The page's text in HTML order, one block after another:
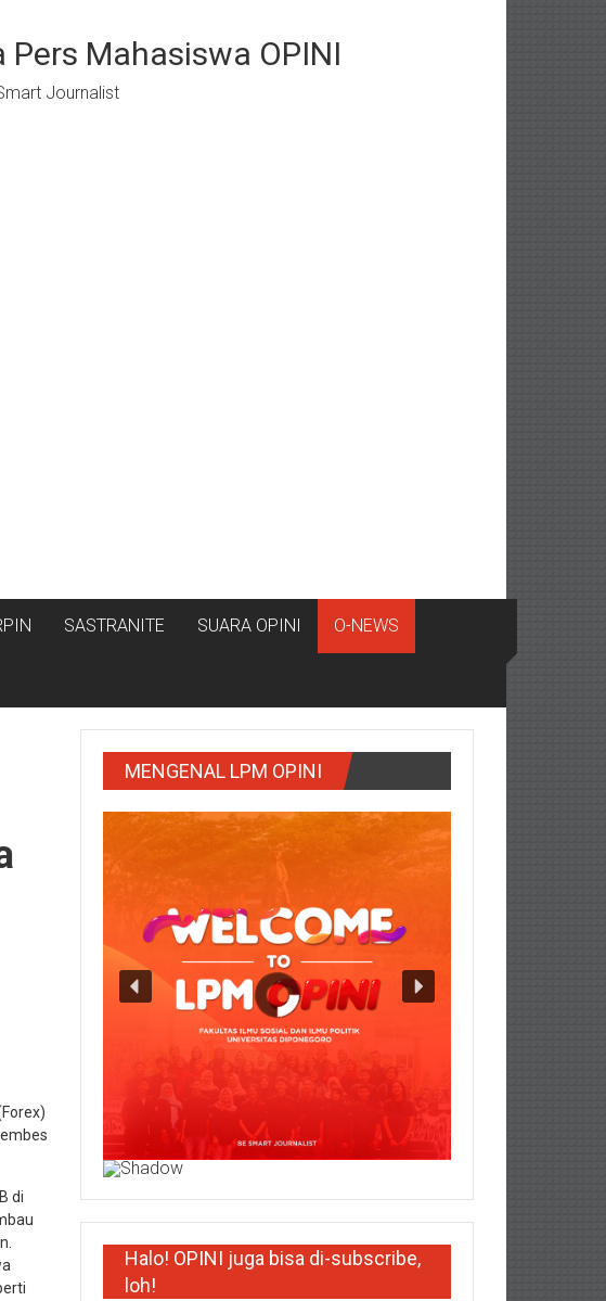
Pers Mahasiswa OPINI
Journalist
SASTRANITE SUARA OPINI O-NEWS
di
MENGENAL LPM OPINI
Halo! OPINI juga bisa di-subscribe,
loh!